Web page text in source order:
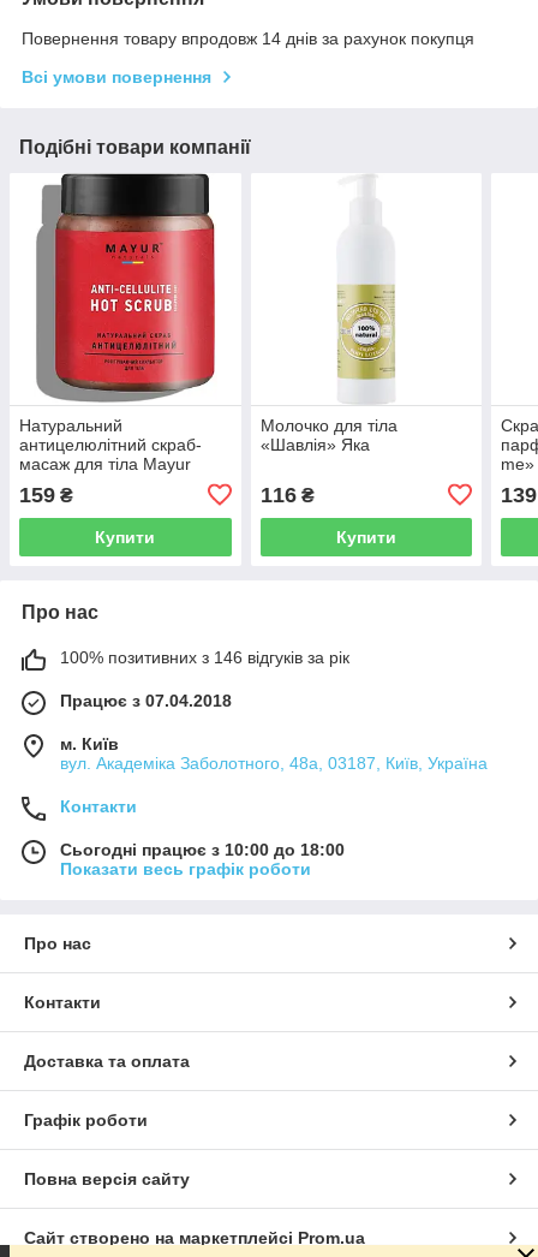
Повернення товару впродовж 14 днів за рахунок покупця
Всі умови повернення
Подібні товари компанії
Натуральний
антицелюлітний скраб-
масаж для тіла Mayur
159 ₴
Купити
Молочко для тіла
«Шавлія» Яка
116₴
Купити
139
Про нас
100% позитивних з 146 відгуків за рік
Працює з 07.04.2018
м. Київ
вул. Академіка Заболотного, 48а, 03187, Київ, Україна
Контакти
Сьогодні працює з 10:00 до 18:00
Показати весь графік роботи
Про нас
Контакти
Доставка та оплата
Графік роботи
Повна версія сайту
Сайт створено на маркетплейсі Prom.ua